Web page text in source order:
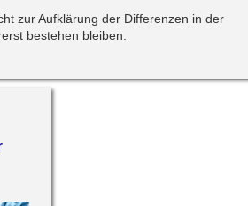
zur Aufklärung der Differenzen in der
bestehen bleiben.